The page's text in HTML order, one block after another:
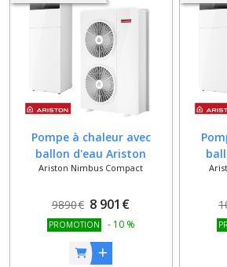
Pompe à chaleur avec
ballon d'eau Ariston
NIMBUS COMPACT 120 S
Ariston Nimbus Compact
9890€ 8 901 €
PROMOTION - 10 %